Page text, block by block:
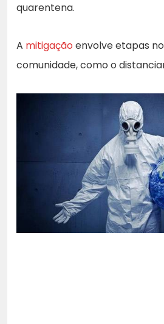
quarentena.
A mitigação envolve etapas
comunidade, como o